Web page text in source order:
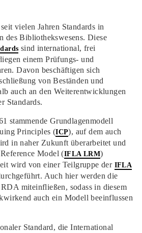
vielen Jahren Standards in
des Bibliothekswesens. Diese
sind international, frei
einem Prüfungs- und
Davon beschäftigen sich
von Beständen und
auch an den Weiterentwicklungen
Standards.
stammende Grundlagenmodell
Principles (ICP), auf dem auch
in naher Zukunft überarbeitet und
Model (IFLA LRM)
wird von einer Teilgruppe der IFLA
Auch hier werden die
miteinfließen, sodass in diesem
auch ein Modell beeinflussen
Standard, die International